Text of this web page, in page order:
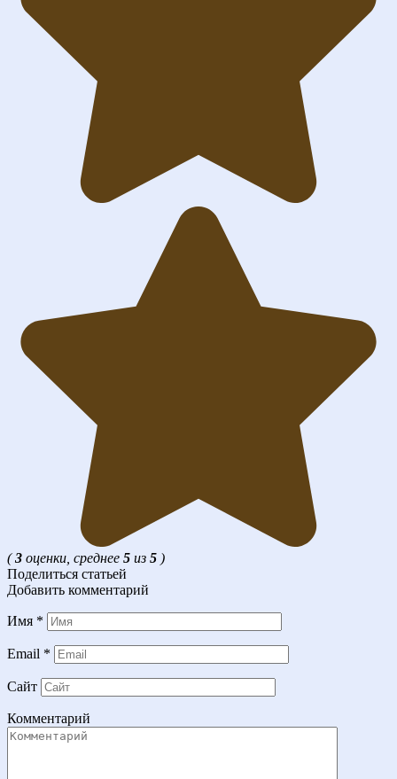
(3 оценки, среднее 5 из 5 )
Поделиться статьей
Добавить комментарий
Имя *
Email *
Сайт
Комментарий